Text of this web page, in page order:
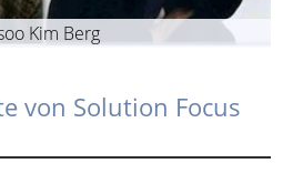
Kim Berg
von Solution Focus